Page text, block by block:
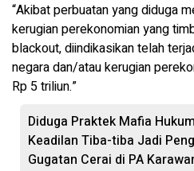
“Akibat perbuatan yang diduga
kerugian perekonomian yang
blackout, diindikasikan telah
negara dan/atau kerugian
Rp 5 triliun.”
Diduga Praktek Mafia
Keadilan Tiba-tiba Jadi
Gugatan Cerai di PA